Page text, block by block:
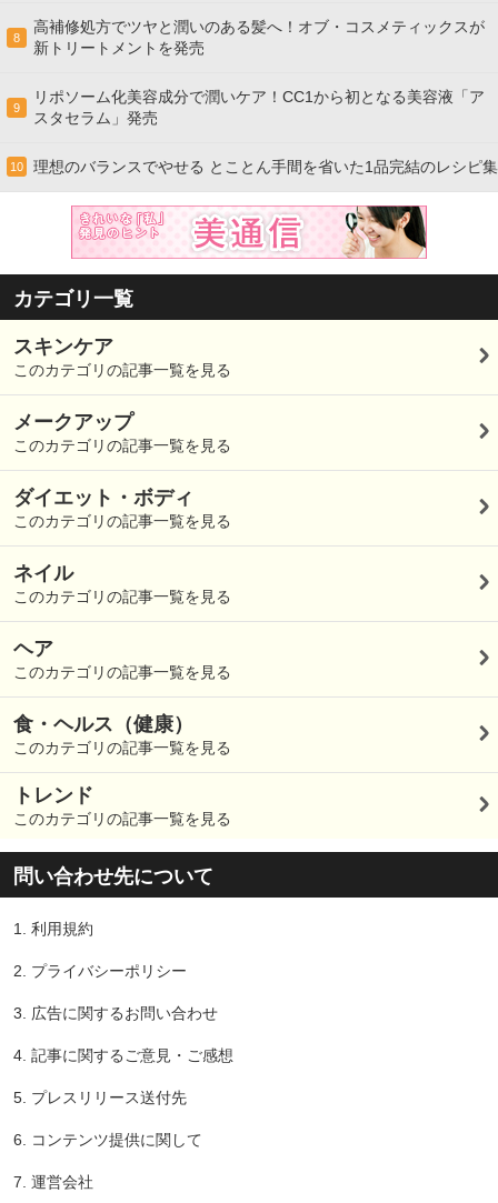
8
高補修処方でツヤと潤いのある髪へ！オブ・コスメティックスが
新トリートメントを発売
9
リポソーム化美容成分で潤いケア！CC1から初となる美容液「ア
スタセラム」発売
10 理想のバランスでやせる とことん手間を省いた1品完結のレシピ集
カテゴリ一覧
スキンケア
このカテゴリの記事一覧を見る
メークアップ
このカテゴリの記事一覧を見る
ダイエット・ボディ
このカテゴリの記事一覧を見る
ネイル
このカテゴリの記事一覧を見る
ヘア
このカテゴリの記事一覧を見る
食・ヘルス（健康）
このカテゴリの記事一覧を見る
トレンド
このカテゴリの記事一覧を見る
問い合わせ先について
1. 利用規約
2. プライバシーポリシー
3. 広告に関するお問い合わせ
4. 記事に関するご意見・ご感想
5. プレスリリース送付先
6. コンテンツ提供に関して
7. 運営会社